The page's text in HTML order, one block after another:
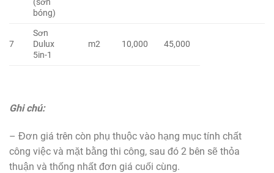
(sơn
bóng)
7
Sơn
Dulux
5in-1
m2 10,000 45,000
Ghi chú:
– Đơn giá trên còn phụ thuộc vào hạng mục tính chất
công việc và mặt bằng thi công, sau đó 2 bên sẽ thỏa
thuận và thống nhất đơn giá cuối cùng.